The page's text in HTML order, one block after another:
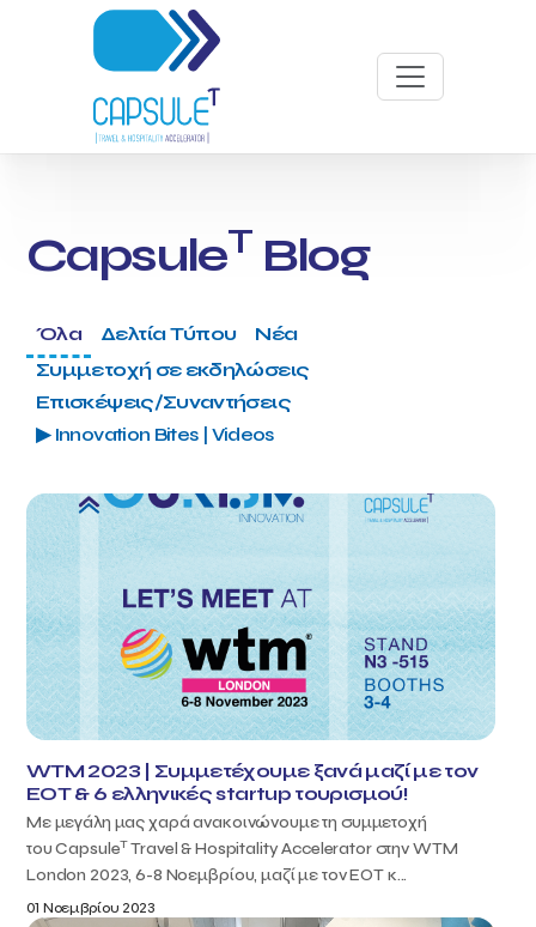
CapsuleT Blog
Όλα Δελτία Τύπου
Νέα
Συμμετοχή σε εκδηλώσεις
Επισκέψεις/Συναντήσεις
▶ Innovation Bites | Videos
WTM 2023 | Συμμετέχουμε ξανά μαζί με τον
ΕΟΤ & 6 ελληνικές startup τουρισμού!
Με μεγάλη μας χαρά ανακοινώνουμε τη συμμετοχή
του CapsuleTTravel & Hospitality Accelerator στην WTM
London 2023, 6-8 Νοεμβρίου, μαζί με τον ΕΟΤ κ...
01 Νοεμβρίου 2023